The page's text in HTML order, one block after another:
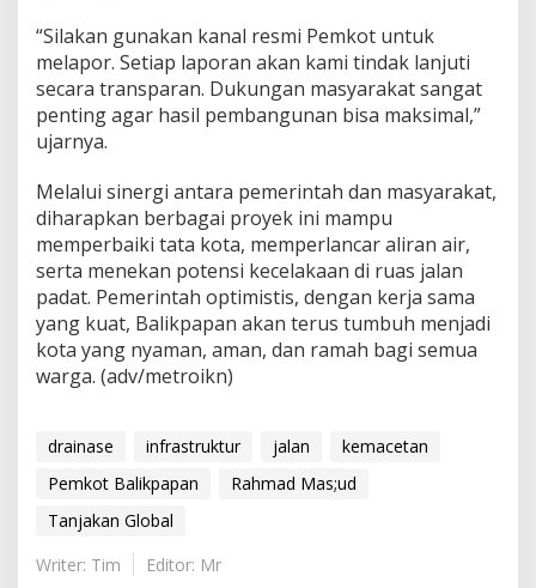
“Silakan gunakan kanal resmi Pemkot untuk
melapor. Setiap laporan akan kami tindak lanjuti
secara transparan. Dukungan masyarakat sangat
penting agar hasil pembangunan bisa maksimal,”
ujarnya.
Melalui sinergi antara pemerintah dan masyarakat,
diharapkan berbagai proyek ini mampu
memperbaiki tata kota, memperlancar aliran air,
serta menekan potensi kecelakaan di ruas jalan
padat. Pemerintah optimistis, dengan kerja sama
yang kuat, Balikpapan akan terus tumbuh menjadi
kota yang nyaman, aman, dan ramah bagi semua
warga. (adv/metroikn)
drainase infrastruktur jalan
kemacetan
Pemkot Balikpapan
Rahmad Mas;ud
Tanjakan Global
Writer: Tim
Editor: Mr